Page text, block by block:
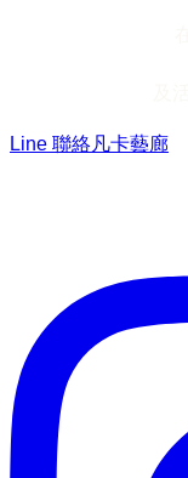
Line 聯絡凡卡藝廊